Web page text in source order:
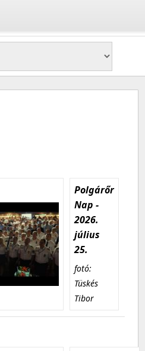
Polgárőr
Nap -
2026.
július
25.
fotó:
Tüskés
Tibor